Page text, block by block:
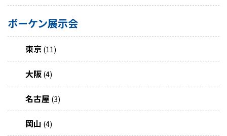
ボーケン展示会
東京 (11)
大阪 (4)
名古屋 (3)
岡山 (4)